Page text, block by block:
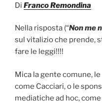
Di Franco Remondina
Nella risposta (“Non me
sul vitalizio che prende,
fare le leggi!!!!
Mica la gente comune,
come Cacciari, o le
mediatiche ad hoc,